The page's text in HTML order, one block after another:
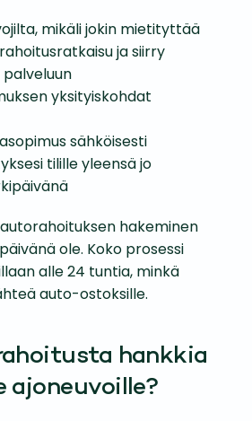
mikäli jokin mietityttää
ja siirry
yksityiskohdat
sähköisesti
tilille yleensä jo
hakeminen
ole. Koko prosessi
alle 24 tuntia, minkä
auto-ostoksille.
hankkia
ajoneuvoille?